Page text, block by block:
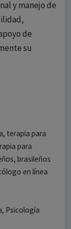
y manejo de
de
su
terapia para
para
brasileños
en línea
Psicología